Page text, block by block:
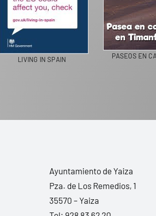
LIVING IN SPAIN PASEOS EN
Ayuntamiento de Yaiza
Pza. de Los Remedios, 1
35570 – Yaiza